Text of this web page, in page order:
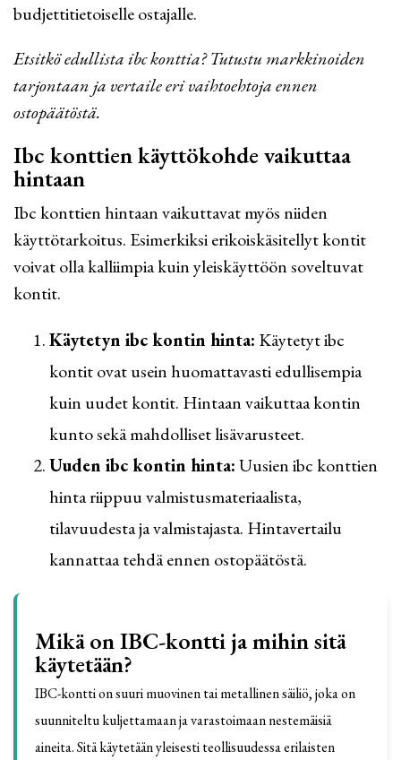
budjettitietoiselle ostajalle.
Etsitkö edullista ibc konttia? Tutustu markkinoiden
tarjontaan ja vertaile eri vaihtoehtoja ennen
ostopäätöstä.
Ibc konttien käyttökohde vaikuttaa
hintaan
Ibc konttien hintaan vaikuttavat myös niiden
käyttötarkoitus. Esimerkiksi erikoiskäsitellyt kontit
voivat olla kalliimpia kuin yleiskäyttöön soveltuvat
kontit.
Käytetyn ibc kontin hinta: Käytetyt ibc
kontit ovat usein huomattavasti edullisempia
kuin uudet kontit. Hintaan vaikuttaa kontin
kunto sekä mahdolliset lisävarusteet.
Uuden ibc kontin hinta:Uusien ibc konttien
hinta riippuu valmistusmateriaalista,
tilavuudesta ja valmistajasta. Hintavertailu
kannattaa tehdä ennen ostopäätöstä.
Mikä on IBC-kontti ja mihin sitä
käytetään?
IBC-kontti on suuri muovinen tai metallinen säiliö, joka on
suunniteltu kuljettamaan ja varastoimaan nestemäisiä
aineita. Sitä käytetään yleisesti teollisuudessa erilaisten